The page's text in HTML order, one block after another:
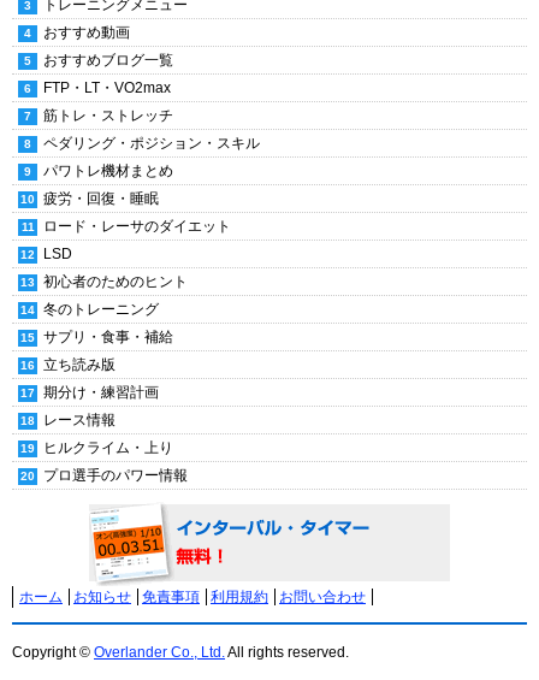
トレーニングメニュー
おすすめ動画
おすすめブログ一覧
FTP・LT・VO2max
筋トレ・ストレッチ
ペダリング・ポジション・スキル
パワトレ機材まとめ
疲労・回復・睡眠
ロード・レーサのダイエット
LSD
初心者のためのヒント
冬のトレーニング
サプリ・食事・補給
立ち読み版
期分け・練習計画
レース情報
ヒルクライム・上り
プロ選手のパワー情報
ホーム お知らせ 免責事項 利用規約 お問い合わせ
Copyright © Overlander Co., Ltd.All rights reserved.